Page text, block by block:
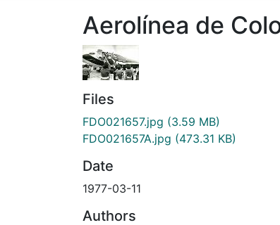
Aerolínea de
Files
FDO021657.jpg (3.59 MB)
FDO021657A.jpg (473.31 KB)
Date
1977-03-11
Authors